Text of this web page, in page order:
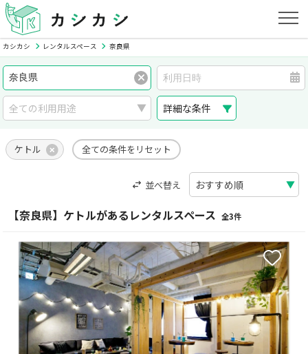
カシカシ レンタルスペース 奈良県
詳細な条件
ケトル 全ての条件をリセット
並べ替え
【奈良県】ケトルがあるレンタルスペース 全3件